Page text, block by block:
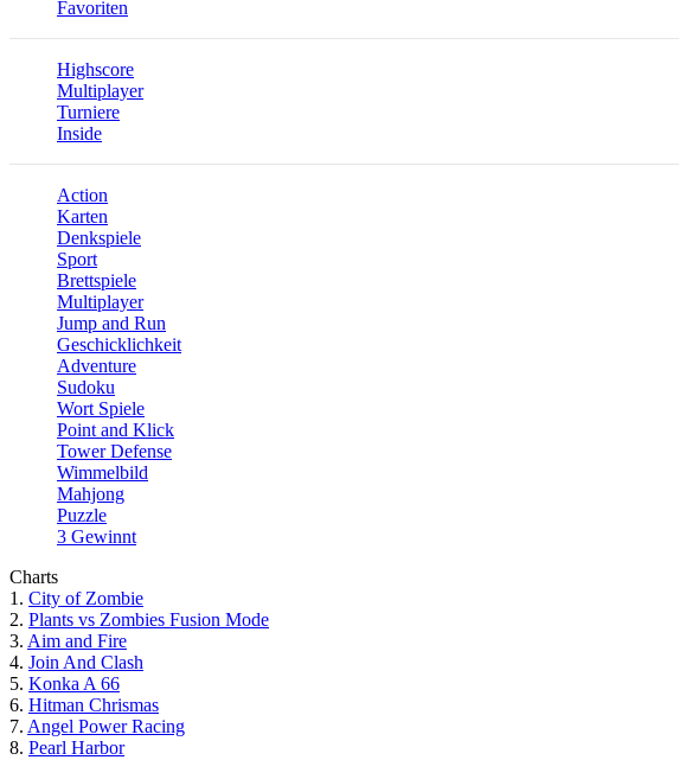
Favoriten
Highscore
Multiplayer
Turniere
Inside
Action
Karten
Denkspiele
Sport
Brettspiele
Multiplayer
Jump and Run
Geschicklichkeit
Adventure
Sudoku
Wort Spiele
Point and Klick
Tower Defense
Wimmelbild
Mahjong
Puzzle
3 Gewinnt
Charts
1. City of Zombie
2. Plants vs Zombies Fusion Mode
3. Aim and Fire
4. Join And Clash
5. Konka A 66
6. Hitman Chrismas
7. Angel Power Racing
8. Pearl Harbor